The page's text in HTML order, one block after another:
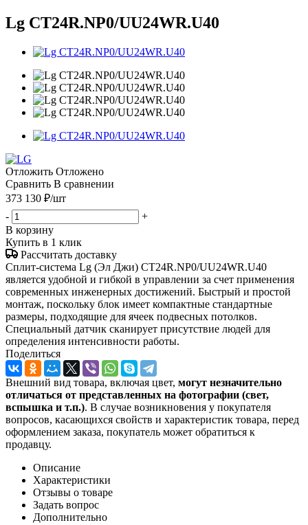
Lg CT24R.NP0/UU24WR.U40
Отложить Отложено
Сравнить В сравнении
373 130 ₽/шт
-
+
В корзину
Купить в 1 клик
Рассчитать доставку
Сплит-система Lg (Эл Джи) CT24R.NP0/UU24WR.U40
является удобной и гибкой в управлении за счет применения
современных инженерных достижений. Быстрый и простой
монтаж, поскольку блок имеет компактные стандартные
размеры, подходящие для ячеек подвесных потолков.
Специальный датчик сканирует присутствие людей для
определения интенсивности работы.
Поделиться
Внешний вид товара, включая цвет, могут незначительно
отличаться от представленных на фотографии (свет,
вспышка и т.п.). В случае возникновения у покупателя
вопросов, касающихся свойств и характеристик товара, перед
оформлением заказа, покупатель может обратиться к
продавцу.
Описание
Характеристики
Отзывы о товаре
Задать вопрос
Дополнительно